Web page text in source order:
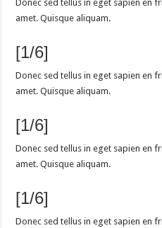
Donec sed tellus in eget sapien en
amet. Quisque aliquam.
[1/6]
Donec sed tellus in eget sapien en
amet. Quisque aliquam.
[1/6]
Donec sed tellus in eget sapien en
amet. Quisque aliquam.
[1/6]
Donec sed tellus in eget sapien en